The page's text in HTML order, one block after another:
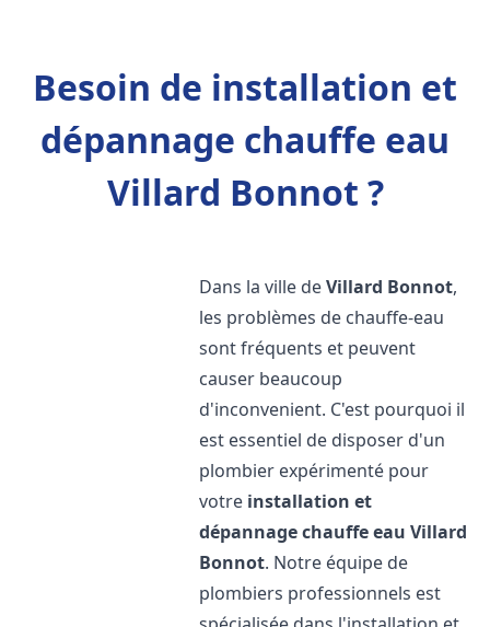
Besoin de installation et
dépannage chauffe eau
Villard Bonnot ?
Dans la ville deVillard Bonnot,
les problèmes de chauffe-eau
sont fréquents et peuvent
causer beaucoup
d'inconvenient. C'est pourquoi il
est essentiel de disposer d'un
plombier expérimenté pour
votre installation et
dépannage chauffe eau Villard
Bonnot. Notre équipe de
plombiers professionnels est